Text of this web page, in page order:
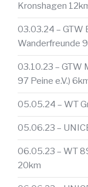
Kronshagen
03.03.24 – GTW
Wanderfreunde
03.10.23 – GTW
97 Peine e.V.)
05.05.24 – WT
05.06.23 –
06.05.23 – WT
20km